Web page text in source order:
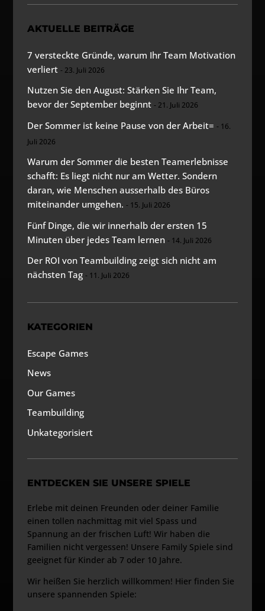
AKTUELLE BEITRÄGE
7 versteckte Gründe, warum Ihr Team Motivation
verliert
23. Juli 2026
Nutzen Sie den August: Stärken Sie Ihr Team,
bevor der September beginnt
21. Juli 2026
Der Sommer ist keine Pause von der Arbeit=
16.
Juli 2026
Warum der Sommer die besten Teamerlebnisse
schafft: Es liegt nicht nur am Wetter. Sondern
daran, wie Menschen ausserhalb des Büros
miteinander umgehen.
15. Juli 2026
Fünf Dinge, die wir innerhalb der ersten 15
Minuten über jedes Team lernen
14. Juli 2026
Der ROI von Teambuilding zeigt sich nicht am
nächsten Tag
11. Juli 2026
KATEGORIEN
Escape Games
News
Our Games
Teambuilding
Unkategorisiert
ENTDECKEN SIE UNSERE SPIELE
Erlebe mit deinen Freunden oder deiner Familie
einen tollen nachmittag mit viel Spass und
Spannung an der frischen Luft! Wir haben die
Familien nicht vergessen! Unsere Family Spiele sind
geeignet für Kinder ab 7 oder 10 Jahre.
Wir heißen Sie herzlich willkommen! Hier finden Sie
unsere spannenden Spiele: